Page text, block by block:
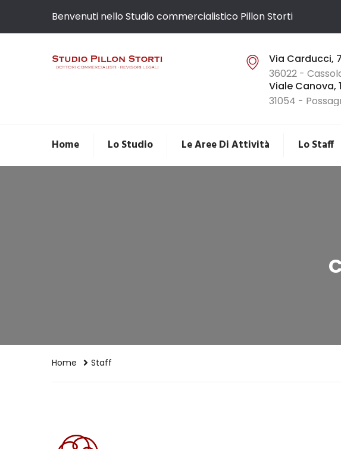
Benvenuti nello Studio commercialistico Pillon Storti
Via Carducci, 7
36022 -
Viale Canova,
31054 -
Home Lo Studio Le Aree Di Attività Lo Staff
Home Staff